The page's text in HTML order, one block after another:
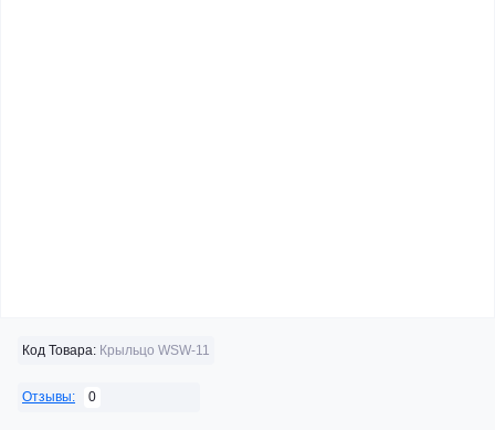
Код Товара: Крыльцо WSW-11
Отзывы: 0